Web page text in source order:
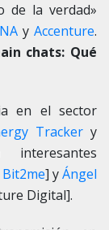
de la verdad»
yAccenture.
chats: Qué
en el sector
Trackery
Bit2me] yÁngel
Digital].